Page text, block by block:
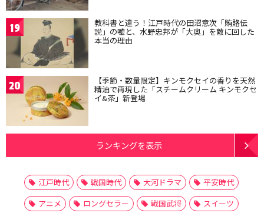
19 教科書と違う！江戸時代の田沼意次「賄賂伝
説」の嘘と、水野忠邦が「大奥」を敵に回した
本当の理由
20 【季節・数量限定】キンモクセイの香りを天然
精油で再現した「スチームクリーム キンモクセ
イ&茶」新登場
ランキングを表示
江戸時代 戦国時代 大河ドラマ
平安時代
アニメ
ロングセラー 戦国武将
スイーツ